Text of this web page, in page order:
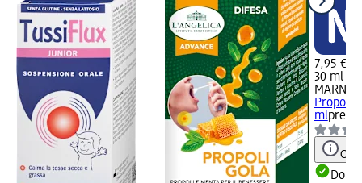
7,95 €
30 ml
MARNYS
ml